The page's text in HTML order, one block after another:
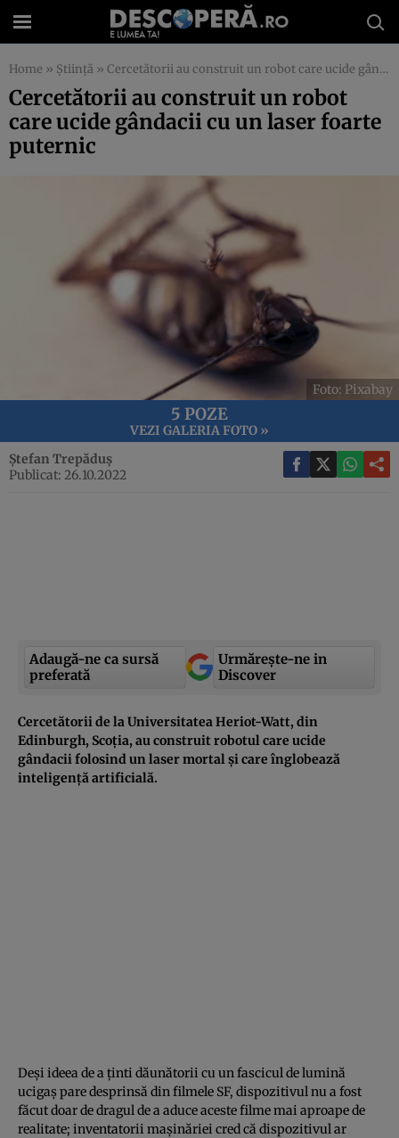
Home » Știință » Cercetătorii au construit un robot care ucide gândacii cu un laser foarte puternic
Cercetătorii au construit un robot
care ucide gândacii cu un laser foarte
puternic
Foto: Pixabay
5 POZE
VEZI GALERIA FOTO »
Ștefan Trepăduș
Publicat: 26.10.2022
Adaugă-ne ca sursă
preferată
Urmărește-ne in
Discover
Cercetătorii de la Universitatea Heriot-Watt, din
Edinburgh, Scoția, au construit robotul care ucide
gândacii folosind un laser mortal și care înglobează
inteligență artificială.
Deși ideea de a ținti dăunătorii cu un fascicul de lumină
ucigaș pare desprinsă din filmele SF, dispozitivul nu a fost
făcut doar de dragul de a aduce aceste filme mai aproape de
realitate; inventatorii mașinăriei cred că dispozitivul ar